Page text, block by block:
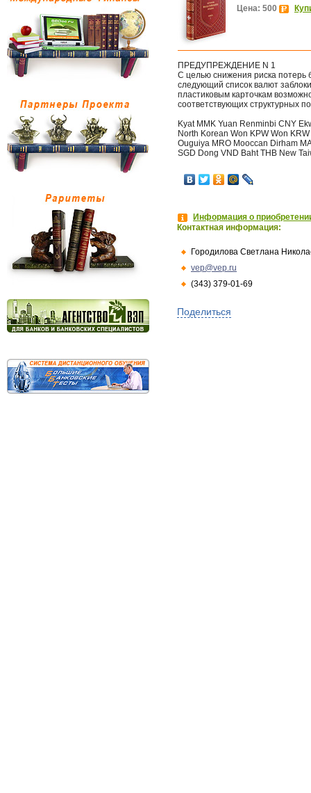
Цена: 500
ПРЕДУПРЕЖДЕНИЕ N 1
С целью снижения риска потерь
следующий список валют
пластиковым карточкам
соответствующих структурных
Kyat MMK Yuan Renminbi CNY
North Korean Won KPW Won
Ouguiya MRO Mooccan Dirham
SGD Dong VND Baht THB New
Информация о
Контактная информация:
Городилова Светлана
vep@vep.ru
(343) 379-01-69
Поделиться